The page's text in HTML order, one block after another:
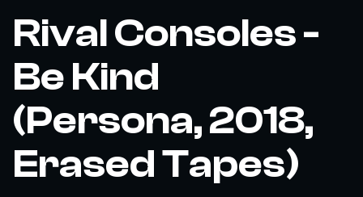
Rival Consoles -
Be Kind
(Persona, 2018,
Erased Tapes)